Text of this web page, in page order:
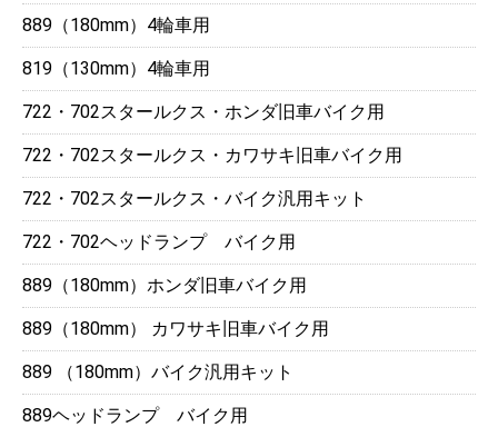
889（180mm）4輪車用
819（130mm）4輪車用
722・702スタールクス・ホンダ旧車バイク用
722・702スタールクス・カワサキ旧車バイク用
722・702スタールクス・バイク汎用キット
722・702ヘッドランプ バイク用
889（180mm）ホンダ旧車バイク用
889（180mm） カワサキ旧車バイク用
889 （180mm）バイク汎用キット
889ヘッドランプ バイク用